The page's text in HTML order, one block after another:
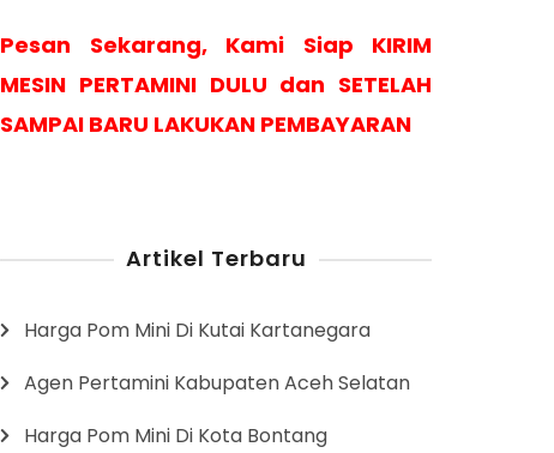
Pesan Sekarang, Kami Siap KIRIM
MESIN PERTAMINI DULU dan SETELAH
SAMPAI BARU LAKUKAN PEMBAYARAN
Artikel Terbaru
Harga Pom Mini Di Kutai Kartanegara
Agen Pertamini Kabupaten Aceh Selatan
Harga Pom Mini Di Kota Bontang